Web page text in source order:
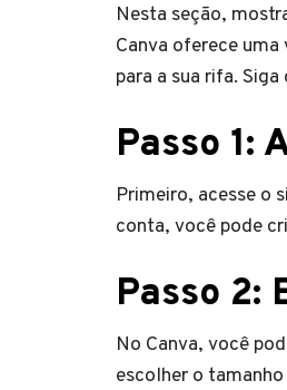
Nesta seção,
Canva oferece
para a sua rifa.
Passo 1:
Primeiro, acesse o
conta, você pode
Passo 2:
No Canva, você
escolher o